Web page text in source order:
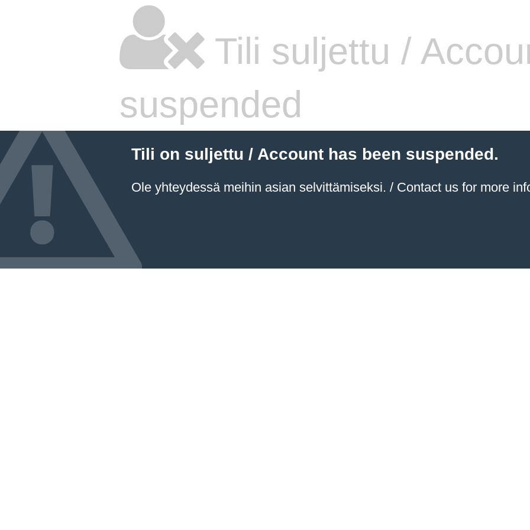
Tili suljettu /
suspended
Tili on suljettu / Account has been suspended.
Ole yhteydessä meihin asian selvittämiseksi. / Contact us for more